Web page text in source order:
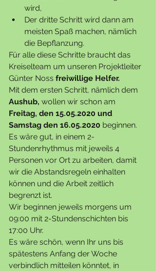
wird,
Der dritte Schritt wird dann am
meisten Spaß machen, nämlich
die Bepflanzung.
Für alle diese Schritte braucht das
Kreiselteam um unseren Projektleiter
Günter Noss freiwillige Helfer.
Mit dem ersten Schritt, nämlich dem
Aushub, wollen wir schon am
Freitag, den 15.05.2020 und
Samstag den 16.05.2020 beginnen.
Es wäre gut, in einem 2-
Stundenrhythmus mit jeweils 4
Personen vor Ort zu arbeiten, damit
wir die Abstandsregeln einhalten
können und die Arbeit zeitlich
begrenzt ist.
Wir beginnen jeweils morgens um
09:00 mit 2-Stundenschichten bis
17:00 Uhr.
Es wäre schön, wenn Ihr uns bis
spätestens Anfang der Woche
verbindlich mitteilen könntet, in